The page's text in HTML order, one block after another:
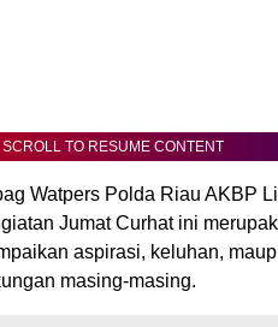
SCROLL TO RESUME CONTENT
Watpers Polda Riau AKBP
Jumat Curhat ini
aspirasi, keluhan,
masing-masing.